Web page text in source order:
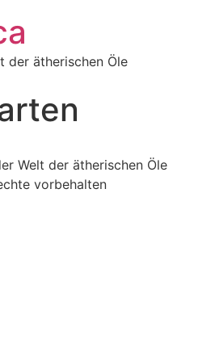
der ätherischen Öle
Welt der ätherischen Öle
vorbehalten